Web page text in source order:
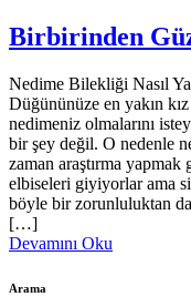
Birbirinden
Nedime Bilekliği Nasıl
Düğününüze en yakın
nedimeniz olmalarını
bir şey değil. O nedenle
zaman araştırma
elbiseleri giyiyorlar ama
böyle bir zorunluluktan
[…]
Devamını Oku
Arama